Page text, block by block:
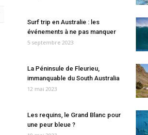
Surf trip en Australie : les
événements à ne pas manquer
5 septembre 2023
La Péninsule de Fleurieu,
immanquable du South Australia
12 mai 2023
Les requins, le Grand Blanc pour
une peur bleue ?